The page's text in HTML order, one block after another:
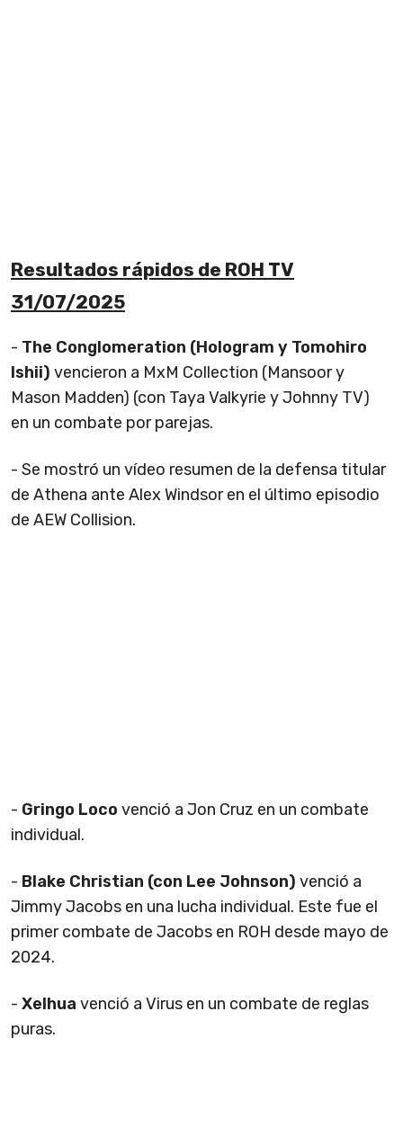
Resultados rápidos de ROH TV
31/07/2025
- The Conglomeration (Hologram y Tomohiro
Ishii) vencieron a MxM Collection (Mansoor y
Mason Madden) (con Taya Valkyrie y Johnny TV)
en un combate por parejas.
- Se mostró un vídeo resumen de la defensa titular
de Athena ante Alex Windsor en el último episodio
de AEW Collision.
- Gringo Loco venció a Jon Cruz en un combate
individual.
- Blake Christian (con Lee Johnson) venció a
Jimmy Jacobs en una lucha individual. Este fue el
primer combate de Jacobs en ROH desde mayo de
2024.
- Xelhua venció a Virus en un combate de reglas
puras.